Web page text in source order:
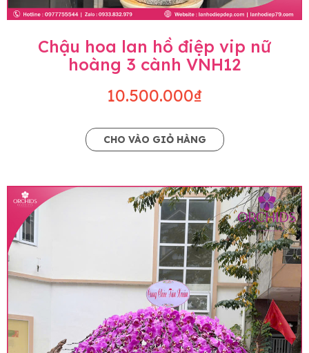
Chậu hoa lan hồ điệp vip nữ
hoàng 3 cành VNH12
10.500.000₫
CHO VÀO GIỎ HÀNG